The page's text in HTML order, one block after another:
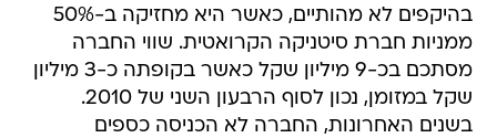
בהיקפים לא מהותיים, כאשר היא מחזיקה ב-50%
ממניות חברת סיטניקה הקרואטית. שווי החברה
מסתכם בכ-9 מיליון שקל כאשר בקופתה כ-3 מיליון
שקל במזומן, נכון לסוף הרבעון השני של 2010.
בשנים האחרונות, החברה לא הכניסה כספים